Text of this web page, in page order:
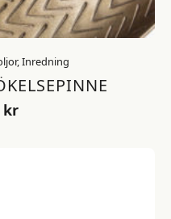
Inredning
kr